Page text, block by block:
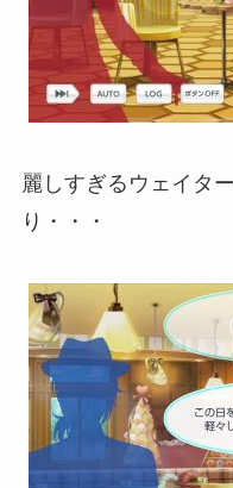
麗しすぎるウェイタ
り・・・